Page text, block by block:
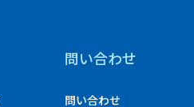
問い合わせ
問い合わせ